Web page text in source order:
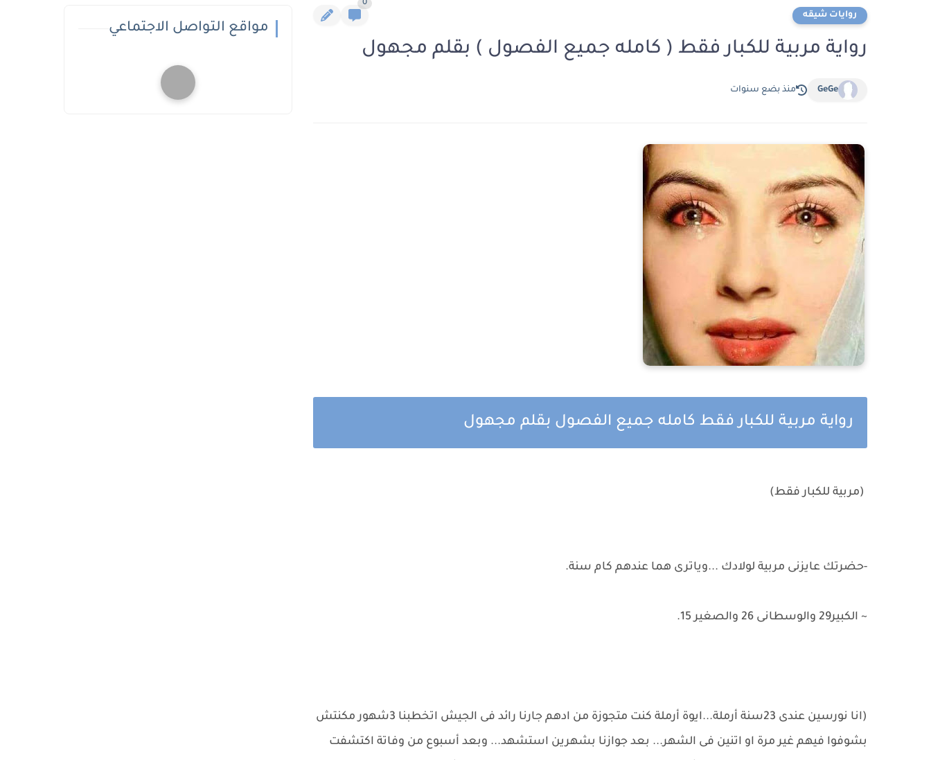
روايات شيقه
0
رواية مربية للكبار فقط ( كامله جميع الفصول ) بقلم مجهول
GeGe منذ بضع سنوات
رواية مربية للكبار فقط كامله جميع الفصول بقلم مجهول
(مربية للكبار فقط)
-حضرتك عايزنى مربية لولادك ...وياترى هما عندهم كام سنة.
~ الكبير29 والوسطانى 26 والصغير 15.
(انا نورسين عندى 23سنة أرملة...ايوة أرملة كنت متجوزة من ادهم جارنا رائد فى الجيش اتخطبنا 3شهور مكنتش
بشوفوا فيهم غير مرة او اتنين فى الشهر... بعد جوازنا بشهرين استشهد... وبعد أسبوع من وفاتة اكتشفت
مواقع التواصل الاجتماعي